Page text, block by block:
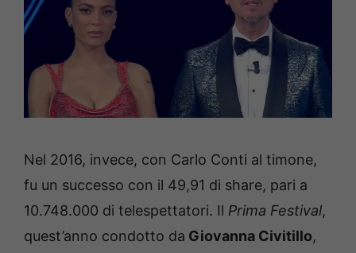
Nel 2016, invece, con Carlo Conti al timone,
fu un successo con il 49,91 di share, pari a
10.748.000 di telespettatori. Il Prima Festival,
quest’anno condotto da Giovanna Civitillo,